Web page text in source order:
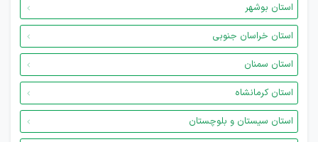
استان بوشهر
استان خراسان جنوبی
استان سمنان
استان کرمانشاه
استان سیستان و بلوچستان